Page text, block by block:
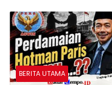
Kesehatan Gratis bagi
Masyarakat
BERITA UTAMA